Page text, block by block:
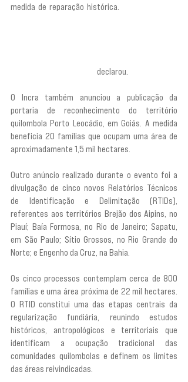
medida de reparação histórica.
declarou.
O Incra também anunciou a publicação da
portaria de reconhecimento do território
quilombola Porto Leocádio, em Goiás. A medida
beneficia 20 famílias que ocupam uma área de
aproximadamente 1,5 mil hectares.
Outro anúncio realizado durante o evento foi a
divulgação de cinco novos Relatórios Técnicos
de Identificação e Delimitação (RTIDs),
referentes aos territórios Brejão dos Aipins, no
Piauí; Baía Formosa, no Rio de Janeiro; Sapatu,
em São Paulo; Sítio Grossos, no Rio Grande do
Norte; e Engenho da Cruz, na Bahia.
Os cinco processos contemplam cerca de 800
famílias e uma área próxima de 22 mil hectares.
O RTID constitui uma das etapas centrais da
regularização fundiária, reunindo estudos
históricos, antropológicos e territoriais que
identificam a ocupação tradicional das
comunidades quilombolas e definem os limites
das áreas reivindicadas.